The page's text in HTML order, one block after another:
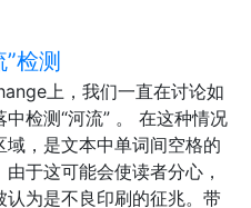
检测
上，我们一直在讨论如
检测“河流” 。 在这种情况
域，是文本中单词间空格的
于这可能会使读者分心，
认为是不良印刷的征兆。带